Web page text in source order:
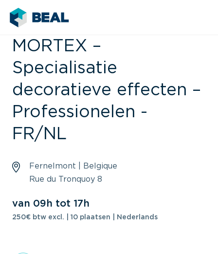
MORTEX –
Specialisatie
decoratieve effecten –
Professionelen -
FR/NL
Fernelmont | Belgique
Rue du Tronquoy 8
van 09h tot 17h
250€ btw excl. | 10 plaatsen | Nederlands